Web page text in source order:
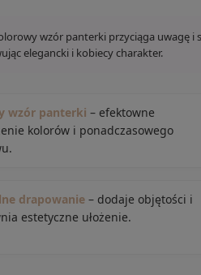
wzór panterki przyciąga uwagę i
elegancki i kobiecy charakter.
wzór panterki – efektowne
kolorów i ponadczasowego
drapowanie – dodaje objętości i
estetyczne ułożenie.